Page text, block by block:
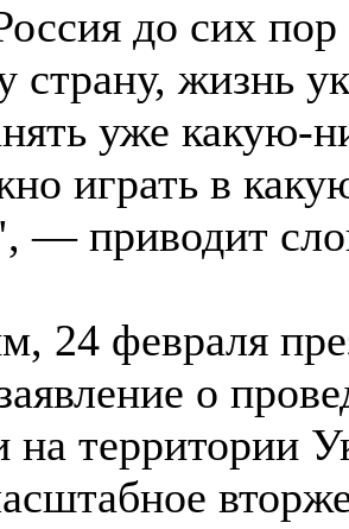
до сих
страну, жизнь
уже какую-
играть в
— приводит
24 февраля
о
на территории